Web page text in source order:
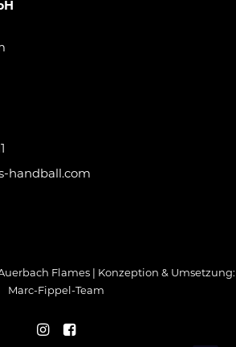
handball.com
Flames | Konzeption & Umsetzung:
Marc-Fippel-Team